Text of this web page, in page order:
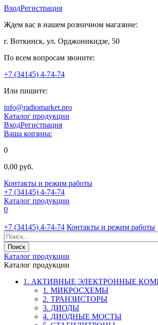
ВходРегистрация
Ждем вас в нашем розничном магазине:
г. Воткинск, ул. Орджоникидзе, 50
По всем вопросам звоните:
+7 (34145) 4-74-74
Или пишите:
info@radiomarket.pro
Каталог продукции
ВходРегистрация
Ваша корзина:
0
0,00 руб.
Контакты и режим работы
+7 (34145) 4-74-74
Каталог продукции
0
+7 (34145) 4-74-74 Контакты и режим работы
Каталог продукции
Каталог продукции
1. АКТИВНЫЕ ЭЛЕКТРОННЫЕ
1. МИКРОСХЕМЫ
2. ТРАНЗИСТОРЫ
3. ДИОДЫ
4. ДИОДНЫЕ МОСТЫ